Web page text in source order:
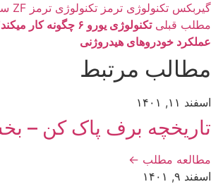
گیربکس تکنولوژی ترمز تکنولوژی ترمز ZF
مطلب قبلی تکنولوژی یورو ۶ چگونه کار میکند؟
عملکرد خودروهای هیدروژنی
مطالب مرتبط
اسفند ۱۱, ۱۴۰۱
تاریخچه برف پاک کن –
مطالعه مطلب ←
اسفند ۹, ۱۴۰۱